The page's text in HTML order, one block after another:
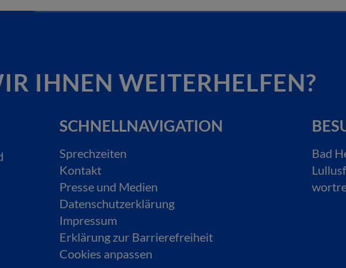
IHNEN WEITERHELFEN?
SCHNELLNAVIGATION
Sprechzeiten
Kontakt
Presse und Medien
Datenschutzerklärung
Impressum
Erklärung zur Barrierefreiheit
Cookies anpassen
Bad